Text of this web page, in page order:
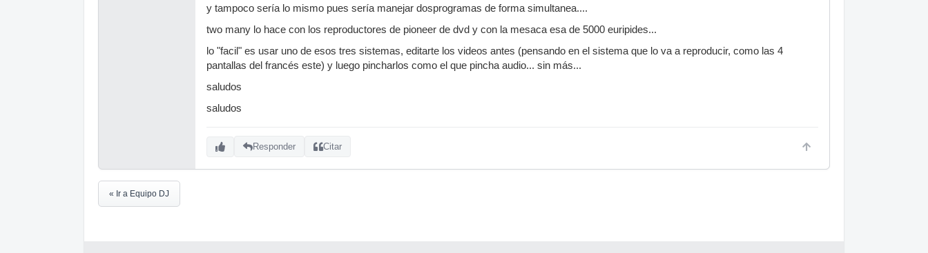
y tampoco sería lo mismo pues sería manejar dosprogramas de forma simultanea....
two many lo hace con los reproductores de pioneer de dvd y con la mesaca esa de 5000 euripides...
lo "facil" es usar uno de esos tres sistemas, editarte los videos antes (pensando en el sistema que lo va a reproducir, como las 4
pantallas del francés este) y luego pincharlos como el que pincha audio... sin más...
saludos
saludos
Responder Citar
« Ir a Equipo DJ